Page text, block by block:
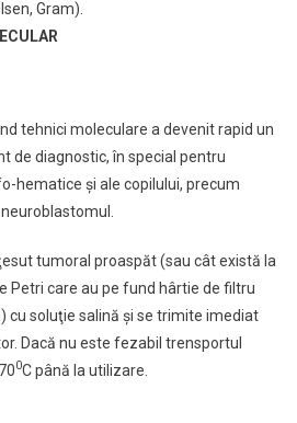
Gram).
tehnici moleculare a devenit rapid un
de diagnostic, în special pentru
hematice şi ale copilului, precum
tumoral proaspăt (sau cât există la
Petri care au pe fund hârtie de filtru
cu soluţie salină şi se trimite imediat
Dacă nu este fezabil trensportul
0C până la utilizare.